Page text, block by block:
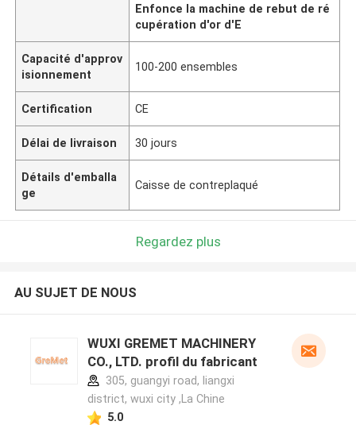
Enfonce la machine de rebut de ré
cupération d'or d'E
Capacité d'approv
isionnement
100-200 ensembles
Certification CE
Délai de livraison 30 jours
Détails d'emballa
ge
Caisse de contreplaqué
Regardez plus
AU SUJET DE NOUS
WUXI GREMET MACHINERY
CO., LTD. profil du fabricant
305, guangyi road, liangxi
district, wuxi city ,La Chine
5.0